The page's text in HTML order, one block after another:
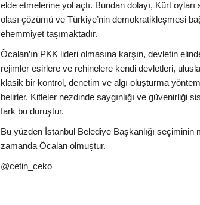
elde etmelerine yol açtı. Bundan dolayı, Kürt
olası çözümü ve Türkiye’nin demokratikleşmesi
ehemmiyet taşımaktadır.
Öcalan’ın PKK lideri olmasına karşın, devletin
rejimler esirlere ve rehinelere kendi devletleri,
klasik bir kontrol, denetim ve algı oluşturma
belirler. Kitleler nezdinde saygınlığı ve güvenirliği
fark bu duruştur.
Bu yüzden İstanbul Belediye Başkanlığı seçiminin
zamanda Öcalan olmuştur.
@cetin_ceko